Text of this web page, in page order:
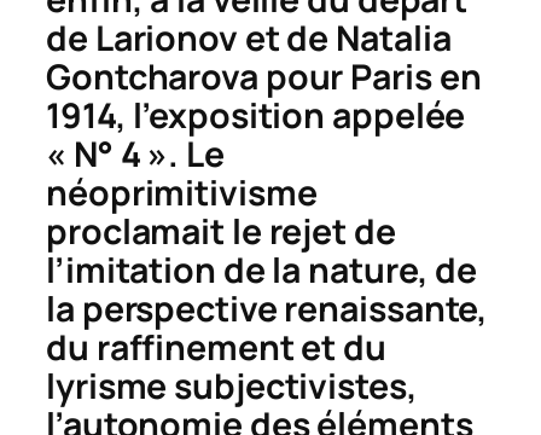
de Larionov et de Natalia
Gontcharova pour Paris en
1914, l’exposition appelée
« N° 4 ». Le
néoprimitivisme
proclamait le rejet de
l’imitation de la nature, de
la perspective renaissante,
du raffinement et du
lyrisme subjectivistes,
l’autonomie des éléments